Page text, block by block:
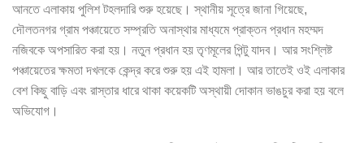
আনতে এলাকায় পুলিশ টহলদারি শুরু হয়েছে। স্থানীয় সূত্রে জানা গিয়েছে,
দৌলতনগর গ্রাম পঞ্চায়েতে সম্প্রতি অনাস্থার মাধ্যমে প্রাক্তন প্রধান মহম্মদ
নজিবকে অপসারিত করা হয়। নতুন প্রধান হয় তৃণমূলের পিন্টু যাদব। আর সংশ্লিষ্ট
পঞ্চায়েতের ক্ষমতা দখলকে কেন্দ্র করে শুরু হয় এই হামলা। আর তাতেই ওই এলাকার
বেশ কিছু বাড়ি এবং রাস্তার ধারে থাকা কয়েকটি অস্থায়ী দোকান ভাঙচুর করা হয় বলে
অভিযোগ।